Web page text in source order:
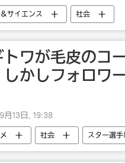
サイエンス 社会
トワが毛皮のコ
かしフォロワ
月13日, 19:38
社会 スター選手
・ザギトワ
アリーナ・ザ